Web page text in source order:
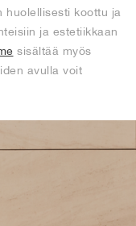
huolellisesti koottu ja
ja estetiikkaan
sisältää myös
avulla voit